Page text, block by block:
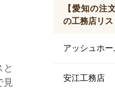
と
見
【愛知の注
の工務店リス
アッシュホー
安江工務店